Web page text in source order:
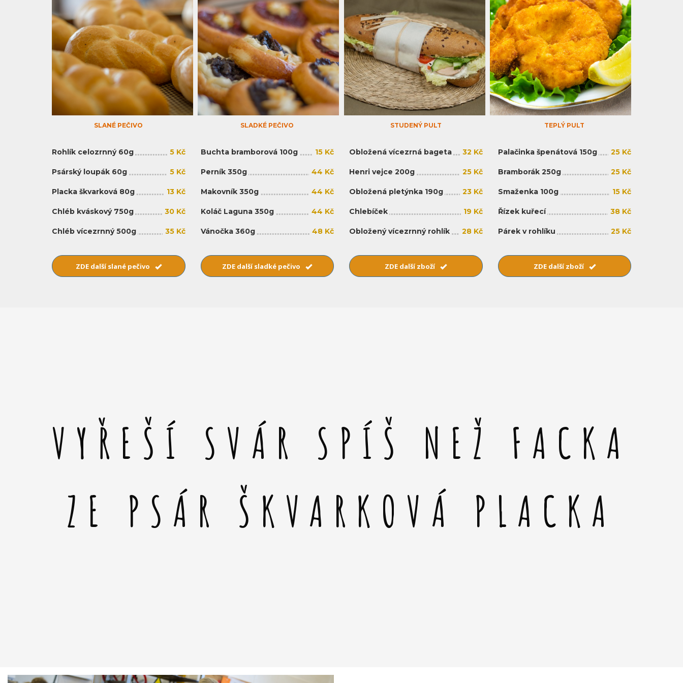
SLANÉ PEČIVO
Rohlík celozrnný 60g 5 Kč
Psárský loupák 60g 5 Kč
Placka škvarková 80g 13 Kč
Chléb kváskový 750g 30 Kč
Chléb vícezrnný 500g 35 Kč
ZDE další slané pečivo
SLADKÉ PEČIVO
Buchta bramborová 100g 15 Kč
Perník 350g 44 Kč
Makovník 350g 44 Kč
Koláč Laguna 350g 44 Kč
Vánočka 360g 48 Kč
ZDE další sladké pečivo
STUDENÝ PULT
Obložená vícezrná bageta 32 Kč
Henri vejce 200g 25 Kč
Obložená pletýnka 190g 23 Kč
Chlebíček 19 Kč
Obložený vícezrnný rohlík 28 Kč
ZDE další zboží
TEPLÝ PULT
Palačinka špenátová 150g 25 Kč
Bramborák 250g 25 Kč
Smaženka 100g 15 Kč
Řízek kuřecí 38 Kč
Párek v rohlíku 25 Kč
ZDE další zboží
VYŘEŠÍ SVÁR SPÍŠ NEŽ FACKA
ZE PSÁR ŠKVARKOVÁ PLACKA